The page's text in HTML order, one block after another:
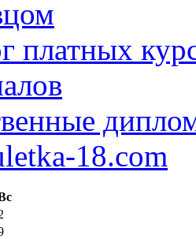
платных
18.com